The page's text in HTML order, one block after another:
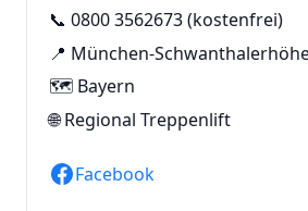
📞 0800 3562673(kostenfrei)
📍 München-
🗺️ Bayern
🌐Regional Treppenlift
Facebook